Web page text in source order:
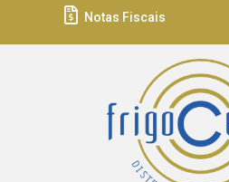
Notas Fiscais